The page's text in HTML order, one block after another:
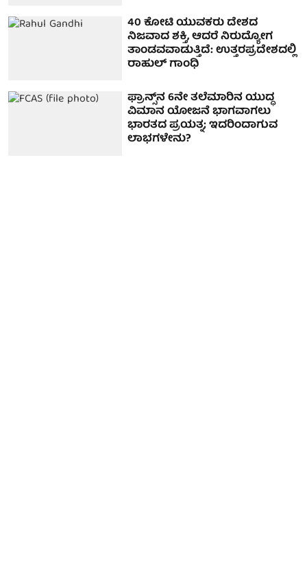
40 ಕೋಟಿ ಯುವಕರು ದೇಶದ
ನಿಜವಾದ ಶಕ್ತಿ, ಆದರೆ ನಿರುದ್ಯೋಗ
ತಾಂಡವವಾಡುತ್ತಿದೆ: ಉತ್ತರಪ್ರದೇಶದಲ್ಲಿ
ರಾಹುಲ್ ಗಾಂಧಿ
ಫ್ರಾನ್ಸ್‌ನ 6ನೇ ತಲೆಮಾರಿನ ಯುದ್ಧ
ವಿಮಾನ ಯೋಜನೆ ಭಾಗವಾಗಲು
ಭಾರತದ ಪ್ರಯತ್ನ; ಇದರಿಂದಾಗುವ
ಲಾಭಗಳೇನು?